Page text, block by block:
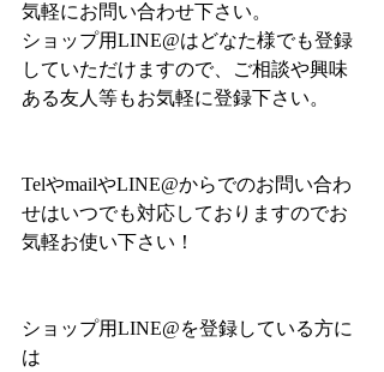
気軽にお問い合わせ下さい。
ショップ用LINE@はどなた様でも登録
していただけますので、ご相談や興味
ある友人等もお気軽に登録下さい。
TelやmailやLINE@からでのお問い合わ
せはいつでも対応しておりますのでお
気軽お使い下さい！
ショップ用LINE@を登録している方に
は